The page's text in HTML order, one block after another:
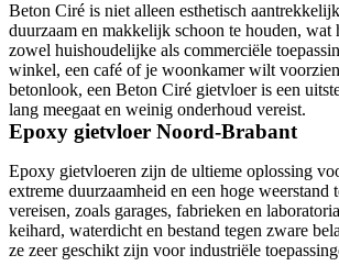
Beton Ciré is niet alleen esthetisch
duurzaam en makkelijk schoon te houden, wat
zowel huishoudelijke als commerciële
winkel, een café of je woonkamer wilt
betonlook, een Beton Ciré gietvloer is een
lang meegaat en weinig onderhoud vereist.
Epoxy gietvloer Noord-Brabant
Epoxy gietvloeren zijn de ultieme oplossing
extreme duurzaamheid en een hoge weerstand
vereisen, zoals garages, fabrieken en
keihard, waterdicht en bestand tegen zware
ze zeer geschikt zijn voor industriële